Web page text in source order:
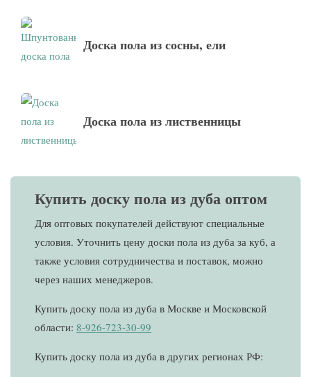
Доска пола из сосны, ели
Доска пола из лиственницы
Купить доску пола из дуба оптом
Для оптовых покупателей действуют специальные
условия. Уточнить цену доски пола из дуба за куб, а
также условия сотрудничества и поставок, можно
через наших менеджеров.
Купить доску пола из дуба в Москве и Московской
области: 8-926-723-30-99
Купить доску пола из дуба в других регионах РФ: